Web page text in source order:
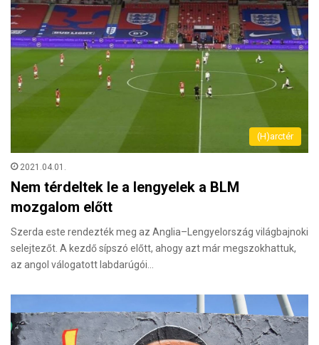
(H)arctér
2021.04.01.
Nem térdeltek le a lengyelek a BLM
mozgalom előtt
Szerda este rendezték meg az Anglia–Lengyelország világbajnoki
selejtezőt. A kezdő sípszó előtt, ahogy azt már megszokhattuk,
az angol válogatott labdarúgói…